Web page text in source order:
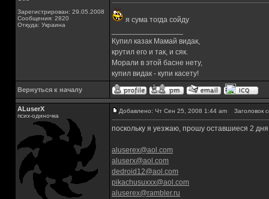
Зарегистрирован: 29.05.2008
Сообщения: 2820
Откуда: Украина
я сума тогда сойду
Купил казак Мамай видак,
крутил его и так, и сяк.
Морали в этой басне нету,
купил видак - купи касету!
Вернуться к началу
ALuserX
псих-одиночка
Добавлено: Чт Сен 25, 2008 1:44 am Заголовок
поскольку я уезжаю, прошу оставшиеся 2
aluserex@aol.com
aluserx@aol.com
dedroid12@aol.com
pikachusuxxx@aol.com
aluserex@rambler.ru